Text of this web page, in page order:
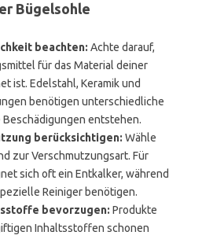
Bügelsohle
beachten: Achte darauf,
für das Material deiner
ist. Edelstahl, Keramik und
benötigen unterschiedliche
Beschädigungen entstehen.
berücksichtigen: Wähle
zur Verschmutzungsart. Für
sich oft ein Entkalker, während
Reiniger benötigen.
bevorzugen: Produkte
Inhaltsstoffen schonen